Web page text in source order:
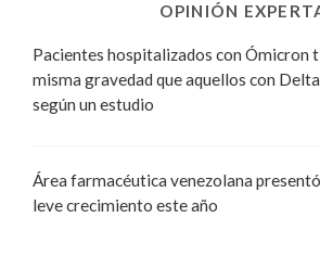
OPINIÓN
Pacientes hospitalizados con Ómicron
misma gravedad que aquellos con
según un estudio
Área farmacéutica venezolana
leve crecimiento este año